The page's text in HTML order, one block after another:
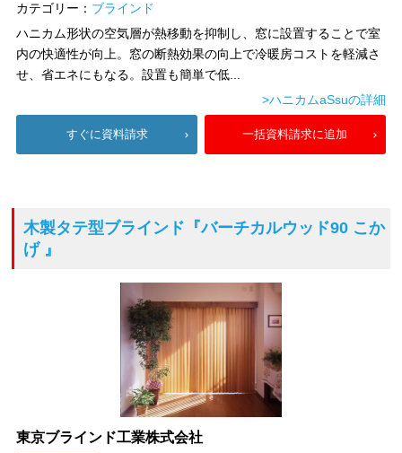
カテゴリー： ブラインド
ハニカム形状の空気層が熱移動を抑制し、窓に設置することで室
内の快適性が向上。窓の断熱効果の向上で冷暖房コストを軽減さ
せ、省エネにもなる。設置も簡単で低...
>ハニカムaSsuの詳細
すぐに資料請求 一括資料請求に追加
木製タテ型ブラインド 『バーチカルウッド90 こか
げ 』
東京ブラインド工業株式会社